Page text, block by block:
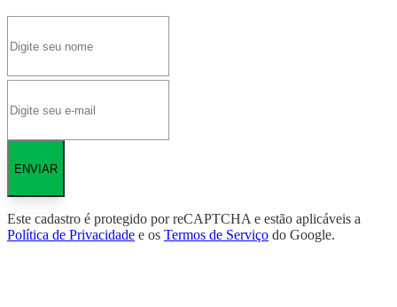
ENVIAR
Este cadastro é protegido por reCAPTCHA e estão aplicáveis a
Política de Privacidade e os Termos de Serviço do Google.